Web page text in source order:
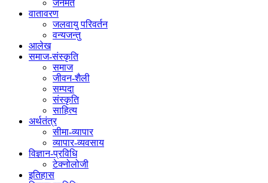
जनमत
वातावरण
जलवायु परिवर्तन
वन्यजन्तु
आलेख
समाज-संस्कृति
समाज
जीवन-शैली
सम्पदा
संस्कृति
साहित्य
अर्थतंत्र
सीमा-व्यापार
व्यापार-व्यवसाय
विज्ञान-प्रविधि
टेक्नोलोजी
इतिहास